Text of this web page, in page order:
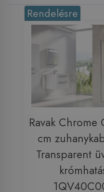
Rendelésre
Ravak Chrome
cm
Transparent